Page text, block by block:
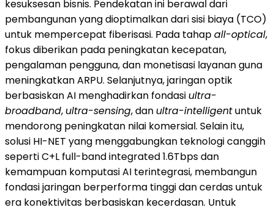
kesuksesan bisnis. Pendekatan ini berawal dari
pembangunan yang dioptimalkan dari sisi biaya (TCO)
untuk mempercepat fiberisasi. Pada tahapall-optical,
fokus diberikan pada peningkatan kecepatan,
pengalaman pengguna, dan monetisasi layanan guna
meningkatkan ARPU. Selanjutnya, jaringan optik
berbasiskan AI menghadirkan fondasi ultra-
broadband, ultra-sensing, dan ultra-intelligentuntuk
mendorong peningkatan nilai komersial. Selain itu,
solusi HI-NET yang menggabungkan teknologi canggih
seperti C+L full-band integrated 1.6Tbps dan
kemampuan komputasi AI terintegrasi, membangun
fondasi jaringan berperforma tinggi dan cerdas untuk
era konektivitas berbasiskan kecerdasan. Untuk